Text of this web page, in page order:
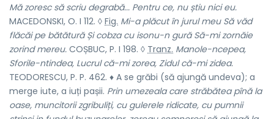
Mă zoresc să scriu degrabă... Pentru ce, nu știu nici eu.
MACEDONSKI, O. I 112. ◊ Fig. Mi-a plăcut în jurul meu Să văd
flăcăi pe bătătură Și cobza cu isonu-n gură Să-mi zornăie
zorind mereu. COȘBUC, P. I 198. ◊ Tranz. Manole-ncepea,
Sforile-ntindea, Lucrul că-mi zorea, Zidul că-mi zidea.
TEODORESCU, P. P. 462. ♦ A se grăbi (să ajungă undeva); a
merge iute, a iuți pașii. Prin umezeala care străbătea pînă la
oase, muncitorii zgribuliți, cu gulerele ridicate, cu pumnii